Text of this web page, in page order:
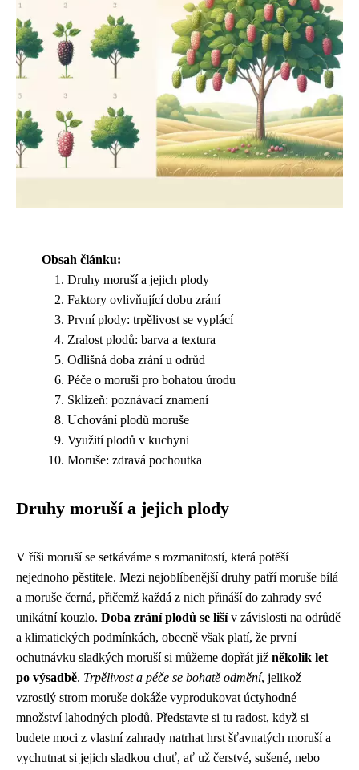
Obsah článku:
Druhy moruší a jejich plody
Faktory ovlivňující dobu zrání
První plody: trpělivost se vyplácí
Zralost plodů: barva a textura
Odlišná doba zrání u odrůd
Péče o moruši pro bohatou úrodu
Sklizeň: poznávací znamení
Uchování plodů moruše
Využití plodů v kuchyni
Moruše: zdravá pochoutka
Druhy moruší a jejich plody
V říši moruší se setkáváme s rozmanitostí, která potěší
nejednoho pěstitele. Mezi nejoblíbenější druhy patří moruše bílá
a moruše černá, přičemž každá z nich přináší do zahrady své
unikátní kouzlo. Doba zrání plodů se lišív závislosti na odrůdě
a klimatických podmínkách, obecně však platí, že první
ochutnávku sladkých moruší si můžeme dopřát již několik let
po výsadbě. Trpělivost a péče se bohatě odmění, jelikož
vzrostlý strom moruše dokáže vyprodukovat úctyhodné
množství lahodných plodů. Představte si tu radost, když si
budete moci z vlastní zahrady natrhat hrst šťavnatých moruší a
vychutnat si jejich sladkou chuť, ať už čerstvé, sušené, nebo